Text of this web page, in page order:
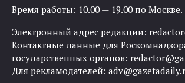
Время работы: 10.00 — 19.00 по Москве.
Электронный адрес редакции:
Контактные данные для
государственных органов:
Для рекламодателей: